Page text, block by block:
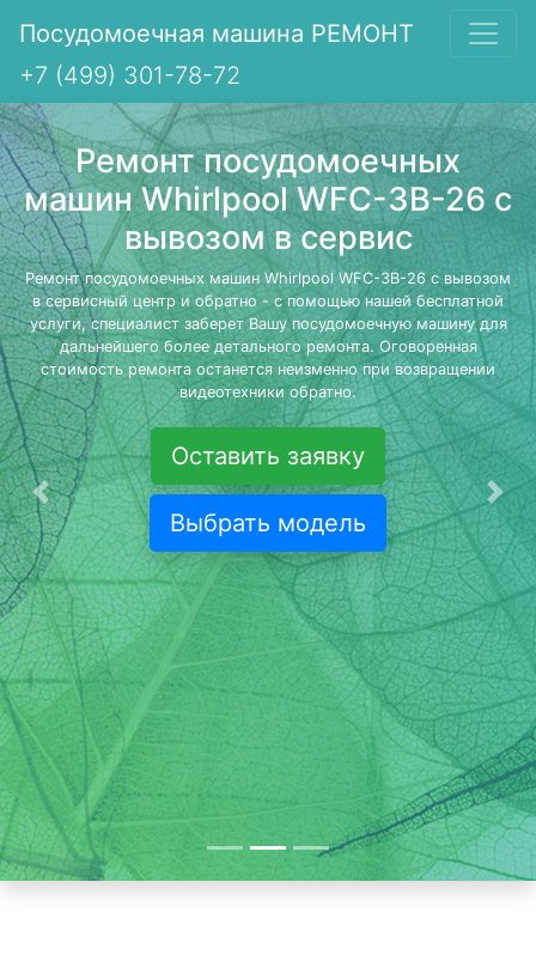
Посудомоечная машина РЕМОНТ
+7 (499) 301-78-72
Ремонт посудомоечных
машин Whirlpool WFC-3B-26 с
вывозом в сервис
Ремонт посудомоечных машин Whirlpool WFC-3B-26 с вывозом
в сервисный центр и обратно - с помощью нашей бесплатной
услуги, специалист заберет Вашу посудомоечную машину для
дальнейшего более детального ремонта. Оговоренная
стоимость ремонта останется неизменно при возвращении
видеотехники обратно.
Оставить заявку
Выбрать модель
Предыдущая